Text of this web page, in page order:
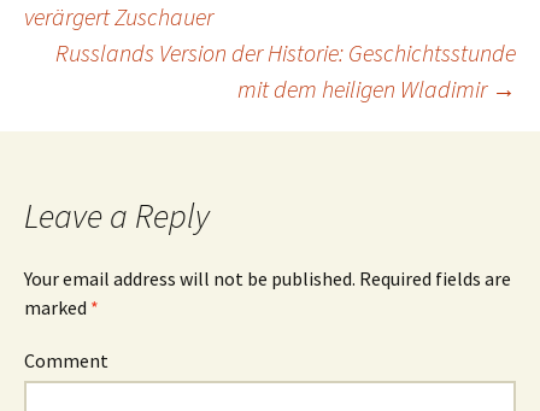
Post
navigation
verärgert Zuschauer
Russlands Version der Historie: Geschichtsstunde
mit dem heiligen Wladimir →
Leave a Reply
Your email address will not be published. Required fields are
marked *
Comment